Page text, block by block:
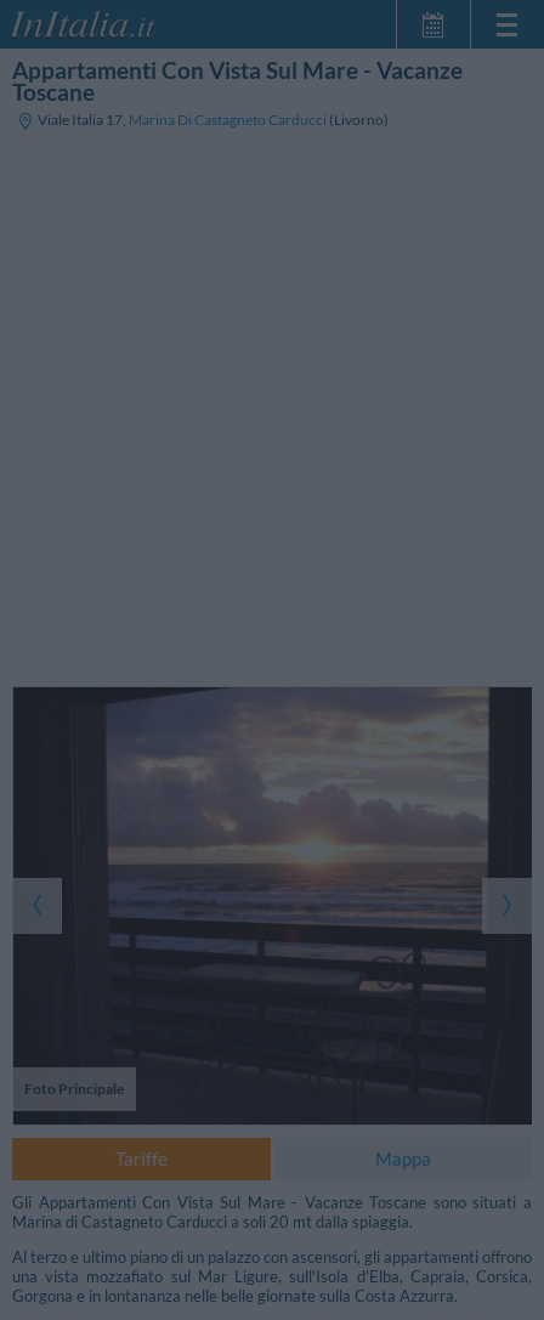
Home Page
Appartamenti Con Vista Sul Mare - Vacanze
Toscane
Viale Italia 17, Marina Di Castagneto Carducci (Livorno)
Foto Principale
Tariffe Mappa
Gli Appartamenti Con Vista Sul Mare - Vacanze Toscane sono situati a
Marina di Castagneto Carducci a soli 20 mt dalla spiaggia.
Al terzo e ultimo piano di un palazzo con ascensori, gli appartamenti offrono
una vista mozzafiato sul Mar Ligure, sull'Isola d'Elba, Capraia, Corsica,
Gorgona e in lontananza nelle belle giornate sulla Costa Azzurra.